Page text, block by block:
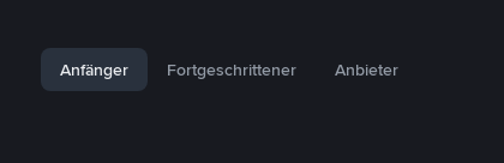
Anfänger Fortgeschrittener Anbieter